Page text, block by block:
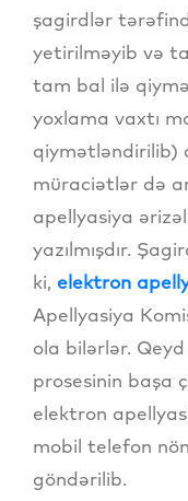
şagirdlər
yetirilməyib və
tam bal ilə
yoxlama vaxtı
qiymətləndirilib)
müraciətlər də
apellyasiya
yazılmışdır.
ki, elektron
Apellyasiya
ola bilərlər.
prosesinin başa
elektron
mobil telefon
göndərilib.